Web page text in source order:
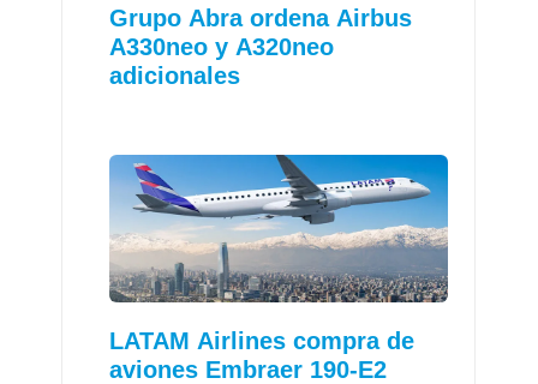
Grupo Abra ordena Airbus
A330neo y A320neo
adicionales
LATAM Airlines compra de
aviones Embraer 190-E2